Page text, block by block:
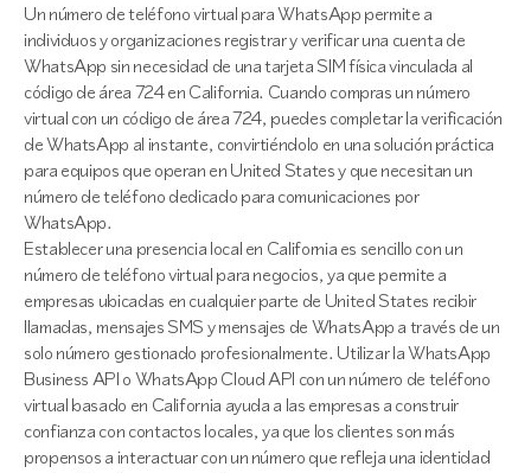
Un número de teléfono virtual para WhatsApp permite a
individuos y organizaciones registrar y verificar una cuenta de
WhatsApp sin necesidad de una tarjeta SIM física vinculada al
código de área 724 en California. Cuando compras un número
virtual con un código de área 724, puedes completar la verificación
de WhatsApp al instante, convirtiéndolo en una solución práctica
para equipos que operan en United States y que necesitan un
número de teléfono dedicado para comunicaciones por
WhatsApp.
Establecer una presencia local en California es sencillo con un
número de teléfono virtual para negocios, ya que permite a
empresas ubicadas en cualquier parte de United States recibir
llamadas, mensajes SMS y mensajes de WhatsApp a través de un
solo número gestionado profesionalmente. Utilizar la WhatsApp
Business API o WhatsApp Cloud API con un número de teléfono
virtual basado en California ayuda a las empresas a construir
confianza con contactos locales, ya que los clientes son más
propensos a interactuar con un número que refleja una identidad